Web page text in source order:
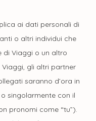
ai dati personali di
o altri individui che
di Viaggi o un altro
gli altri partner
saranno d’ora in
singolarmente con il
pronomi come “tu”).